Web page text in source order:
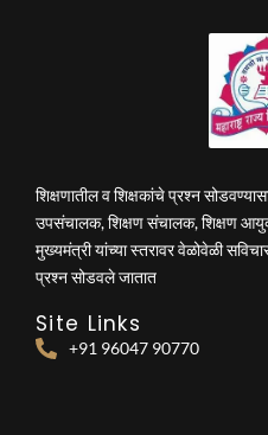
शिक्षणातील व शिक्षकांचे प्रश्न
उपसंचालक, शिक्षण संचालक, शिक्षण
मुख्यमंत्री यांच्या स्तरावर वेळोवेळी
प्रश्न सोडवले जातात
Site Links
+91 96047 90770